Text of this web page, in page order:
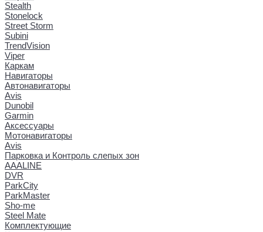
Stealth
Stonelock
Street Storm
Subini
TrendVision
Viper
Каркам
Навигаторы
Автонавигаторы
Avis
Dunobil
Garmin
Аксессуары
Мотонавигаторы
Avis
Парковка и Контроль слепых зон
AAALINE
DVR
ParkCity
ParkMaster
Sho-me
Steel Mate
Комплектующие